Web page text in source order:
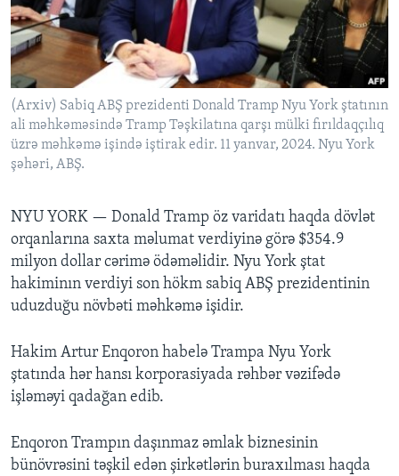
BIZI IZLƏYIN
Dillər
(Arxiv) Sabiq ABŞ prezidenti Donald Tramp Nyu York ştatının
ali məhkəməsində Tramp Təşkilatına qarşı mülki fırıldaqçılıq
üzrə məhkəmə işində iştirak edir. 11 yanvar, 2024. Nyu York
şəhəri, ABŞ.
NYU YORK — Donald Tramp öz varidatı haqda dövlət
orqanlarına saxta məlumat verdiyinə görə $354.9
milyon dollar cərimə ödəməlidir. Nyu York ştat
hakiminın verdiyi son hökm sabiq ABŞ prezidentinin
uduzduğu növbəti məhkəmə işidir.
Hakim Artur Enqoron habelə Trampa Nyu York
ştatında hər hansı korporasiyada rəhbər vəzifədə
işləməyi qadağan edib.
Enqoron Trampın daşınmaz əmlak biznesinin
bünövrəsini təşkil edən şirkətlərin buraxılması haqda